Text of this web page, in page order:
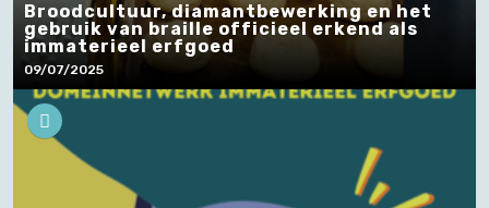
Broodcultuur, diamantbewerking en het
gebruik van braille officieel erkend als
immaterieel erfgoed
09/07/2025